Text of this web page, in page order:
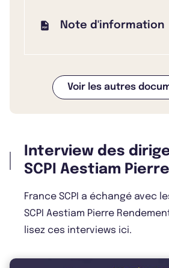
Note d'information
Bulletin 2024 T2
Bulletin 2024 T1
Voir les autres
Interview des
SCPI Aestiam
France SCPI a échangé avec
SCPI Aestiam Pierre
lisez ces interviews ici.